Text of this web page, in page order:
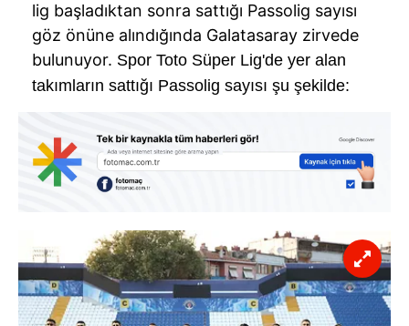
lig başladıktan sonra sattığı Passolig sayısı
göz önüne alındığında Galatasaray zirvede
bulunuyor. Spor Toto Süper Lig'de yer alan
takımların sattığı Passolig sayısı şu şekilde: